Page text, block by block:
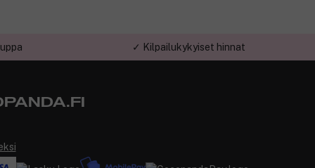
✓ Kilpailukykyiset hinnat